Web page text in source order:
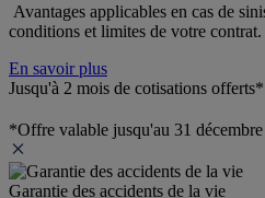
Avantages applicables en cas de
conditions et limites de votre contrat.
En savoir plus
Jusqu'à 2 mois de cotisations offerts*
*Offre valable jusqu'au 31
Garantie des accidents de la vie